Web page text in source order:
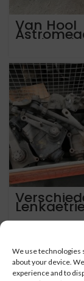
We use technologies
about your device.
experience and to
Van Hool
alle
Typen